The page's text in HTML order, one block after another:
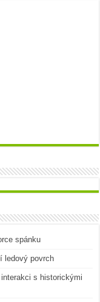
spánku
ledový povrch
s historickými